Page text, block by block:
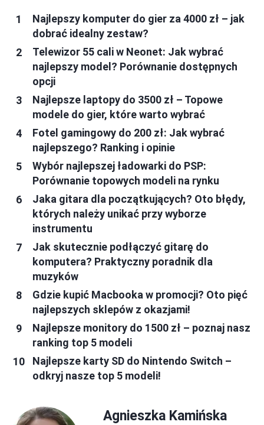
Najlepszy komputer do gier za 4000 zł – jak
dobrać idealny zestaw?
Telewizor 55 cali w Neonet: Jak wybrać
najlepszy model? Porównanie dostępnych
opcji
Najlepsze laptopy do 3500 zł – Topowe
modele do gier, które warto wybrać
Fotel gamingowy do 200 zł: Jak wybrać
najlepszego? Ranking i opinie
Wybór najlepszej ładowarki do PSP:
Porównanie topowych modeli na rynku
Jaka gitara dla początkujących? Oto błędy,
których należy unikać przy wyborze
instrumentu
Jak skutecznie podłączyć gitarę do
komputera? Praktyczny poradnik dla
muzyków
Gdzie kupić Macbooka w promocji? Oto pięć
najlepszych sklepów z okazjami!
Najlepsze monitory do 1500 zł – poznaj nasz
ranking top 5 modeli
Najlepsze karty SD do Nintendo Switch –
odkryj nasze top 5 modeli!
Agnieszka Kamińska